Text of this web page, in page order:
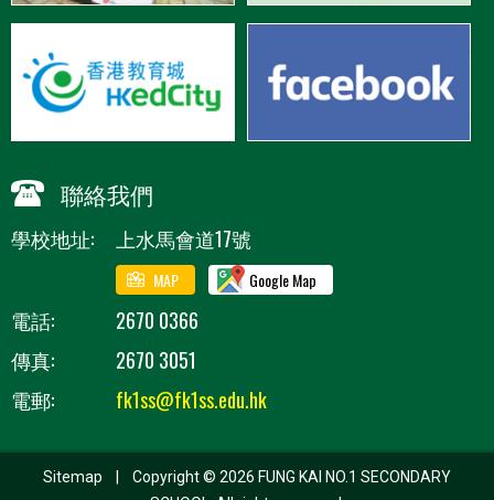
聯絡我們
學校地址: 上水馬會道17號
MAP Google Map
電話:
2670 0366
傳真:
2670 3051
電郵:
fk1ss@fk1ss.edu.hk
Sitemap | Copyright © 2026 FUNG KAI NO.1 SECONDARY